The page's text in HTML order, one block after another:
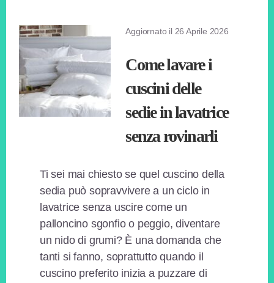
Aggiornato il 26 Aprile 2026
Come lavare i
cuscini delle
sedie in lavatrice
senza rovinarli​
Ti sei mai chiesto se quel cuscino della
sedia può sopravvivere a un ciclo in
lavatrice senza uscire come un
palloncino sgonfio o peggio, diventare
un nido di grumi? È una domanda che
tanti si fanno, soprattutto quando il
cuscino preferito inizia a puzzare di